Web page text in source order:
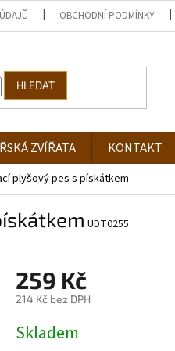
OBCHODNÍ PODMÍNKY
HLEDAT
ZVÍŘATA KONTAKT
plyšový pes s pískátkem
UDT0255
259 Kč
214 Kč bez DPH
cena:
Skladem